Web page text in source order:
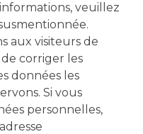
veuillez
aux visiteurs de
corriger les
données les
Si vous
personnelles,